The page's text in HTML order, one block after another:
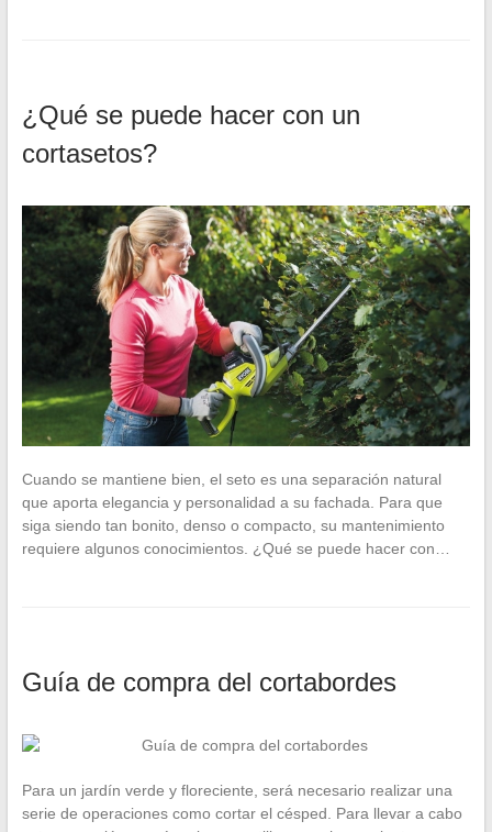
¿Qué se puede hacer con un
cortasetos?
Cuando se mantiene bien, el seto es una separación natural
que aporta elegancia y personalidad a su fachada. Para que
siga siendo tan bonito, denso o compacto, su mantenimiento
requiere algunos conocimientos. ¿Qué se puede hacer con…
Guía de compra del cortabordes
Para un jardín verde y floreciente, será necesario realizar una
serie de operaciones como cortar el césped. Para llevar a cabo